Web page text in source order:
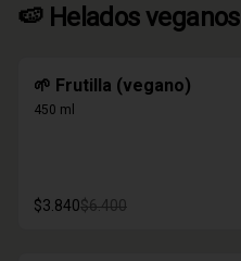
🍉 Helados veganos
🌱 Frutilla (vegano)
450 ml
$3.840$6.400